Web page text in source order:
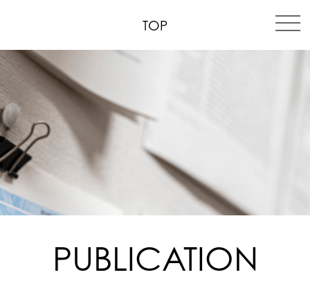
TOP
PUBLICATION